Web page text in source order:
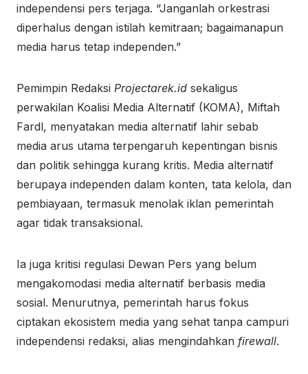
independensi pers terjaga. “Janganlah orkestrasi
diperhalus dengan istilah kemitraan; bagaimanapun
media harus tetap independen.”
Pemimpin Redaksi Projectarek.id sekaligus
perwakilan Koalisi Media Alternatif (KOMA), Miftah
Fardl, menyatakan media alternatif lahir sebab
media arus utama terpengaruh kepentingan bisnis
dan politik sehingga kurang kritis. Media alternatif
berupaya independen dalam konten, tata kelola, dan
pembiayaan, termasuk menolak iklan pemerintah
agar tidak transaksional.
Ia juga kritisi regulasi Dewan Pers yang belum
mengakomodasi media alternatif berbasis media
sosial. Menurutnya, pemerintah harus fokus
ciptakan ekosistem media yang sehat tanpa campuri
independensi redaksi, alias mengindahkan firewall.